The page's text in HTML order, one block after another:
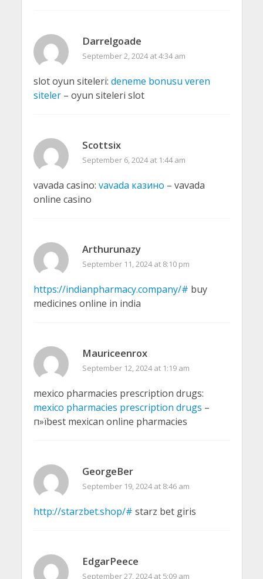
Darrelgoade
September 2, 2024 at 4:34 am
slot oyun siteleri: deneme bonusu veren
siteler– oyun siteleri slot
Scottsix
September 6, 2024 at 1:44 am
vavada casino: vavada казино – vavada
online casino
Arthurunazy
September 11, 2024 at 8:10 pm
https://indianpharmacy.company/# buy
medicines online in india
Mauriceenrox
September 12, 2024 at 1:19 am
mexico pharmacies prescription drugs:
mexico pharmacies prescription drugs –
п»їbest mexican online pharmacies
GeorgeBer
September 19, 2024 at 8:46 am
http://starzbet.shop/# starz bet giris
EdgarPeece
September 27, 2024 at 5:09 am